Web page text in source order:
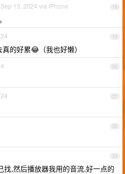
18
Sep 13, 2024 via iPhone
19
的好累😂（我也好懒）
20
21
22
23
找,然后播放器我用的音流,好一点的